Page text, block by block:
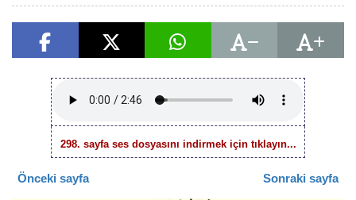
298. sayfa ses dosyasını indirmek için tıklayın...
Önceki sayfa Sonraki sayfa